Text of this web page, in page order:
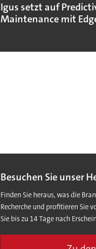
Igus setzt auf
Maintenance mit
Besuchen Sie unser
Finden Sie heraus, was die
Recherche und profitieren Sie
Sie bis zu 14 Tage nach